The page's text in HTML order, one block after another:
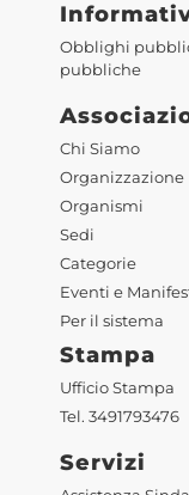
Obblighi
pubbliche
Chi Siamo
Organizzazione
Organismi
Sedi
Categorie
Eventi e
Per il sistema
Stampa
Ufficio Stampa
Tel. 3491793476
Servizi